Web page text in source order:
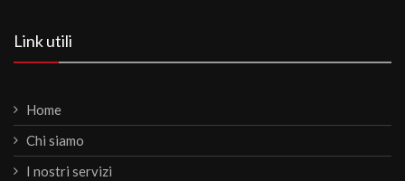
Link utili
Home
Chi siamo
I nostri servizi